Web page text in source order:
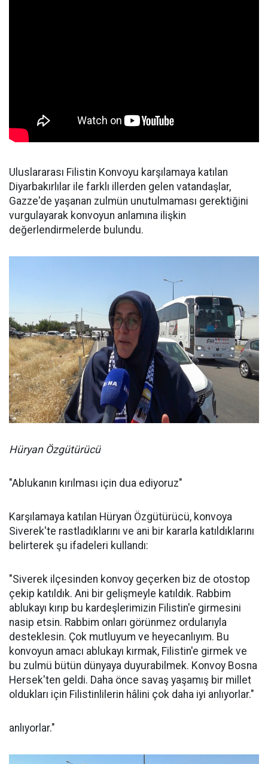
Uluslararası Filistin Konvoyu karşılamaya katılan
Diyarbakırlılar ile farklı illerden gelen vatandaşlar,
Gazze'de yaşanan zulmün unutulmaması gerektiğini
vurgulayarak konvoyun anlamına ilişkin
değerlendirmelerde bulundu.
Hüryan Özgütürücü
"Ablukanın kırılması için dua ediyoruz"
Karşılamaya katılan Hüryan Özgütürücü, konvoya
Siverek'te rastladıklarını ve ani bir kararla katıldıklarını
belirterek şu ifadeleri kullandı:
"Siverek ilçesinden konvoy geçerken biz de otostop
çekip katıldık. Ani bir gelişmeyle katıldık. Rabbim
ablukayı kırıp bu kardeşlerimizin Filistin'e girmesini
nasip etsin. Rabbim onları görünmez ordularıyla
desteklesin. Çok mutluyum ve heyecanlıyım. Bu
konvoyun amacı ablukayı kırmak, Filistin'e girmek ve
bu zulmü bütün dünyaya duyurabilmek. Konvoy Bosna
Hersek'ten geldi. Daha önce savaş yaşamış bir millet
oldukları için Filistinlilerin hâlini çok daha iyi anlıyorlar."
anlıyorlar."